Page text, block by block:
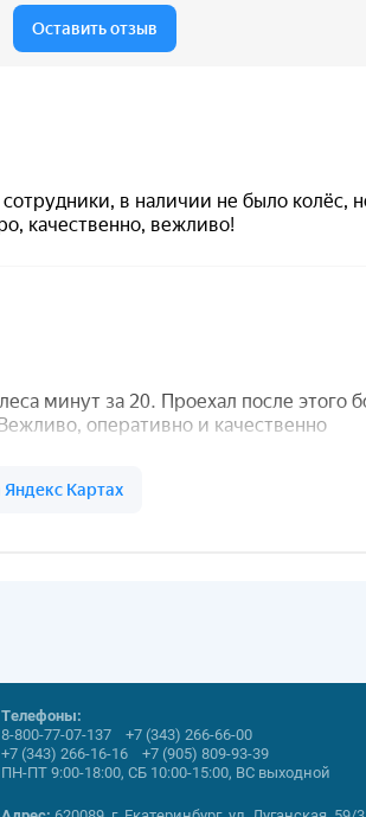
Телефоны:
8-800-77-07-137
+7 (343) 266-66-00
+7 (343) 266-16-16
+7 (905) 809-93-39
ПН-ПТ 9:00-18:00, СБ 10:00-15:00, ВС выходной